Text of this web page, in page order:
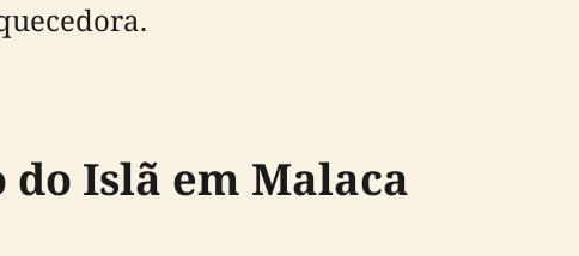
Islã em Malaca